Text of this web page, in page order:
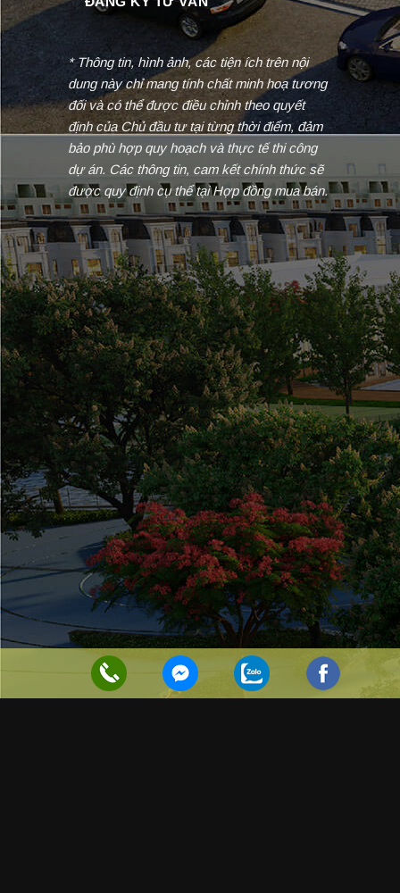
* Thông tin, hình ảnh, các tiện ích trên nội
dung này chỉ mang tính chất minh hoạ tương
đối và có thể được điều chỉnh theo quyết
định của Chủ đầu tư tại từng thời điểm, đảm
bảo phù hợp quy hoạch và thực tế thi công
dự án. Các thông tin, cam kết chính thức sẽ
được quy định cụ thể tại Hợp đồng mua bán.